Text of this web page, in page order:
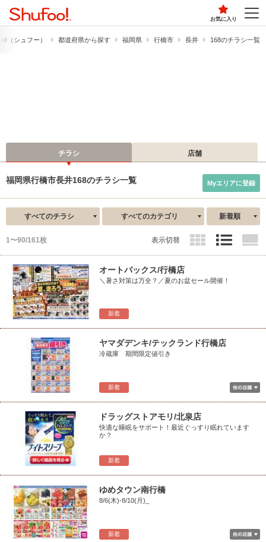
お気に入り
（シュフー） 都道府県から探す 福岡県 行橋市 長井 168のチラシ一覧
チラシ 店舗
福岡県行橋市長井168のチラシ一覧 Myエリアに登録
すべてのチラシ すべてのカテゴリ 新着順
1〜90/161枚 表示切替
新着
オートバックス/行橋店
＼暑さ対策は万全？／夏のお盆セール開催！
新着
ヤマダデンキ/テックランド行橋店
冷蔵庫 期間限定値引き
新着
ドラッグストアモリ/北泉店
快適な睡眠をサポート！最近ぐっすり眠れています
か？
新着
ゆめタウン南行橋
8/6(木)-8/10(月)_